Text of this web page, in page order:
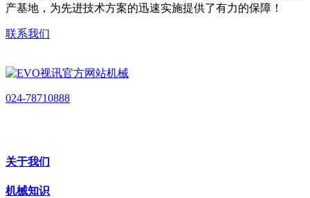
产基地，为先进技术方案的迅速实施提供了有力的保障！
联系我们
024-78710888
关于我们
机械知识